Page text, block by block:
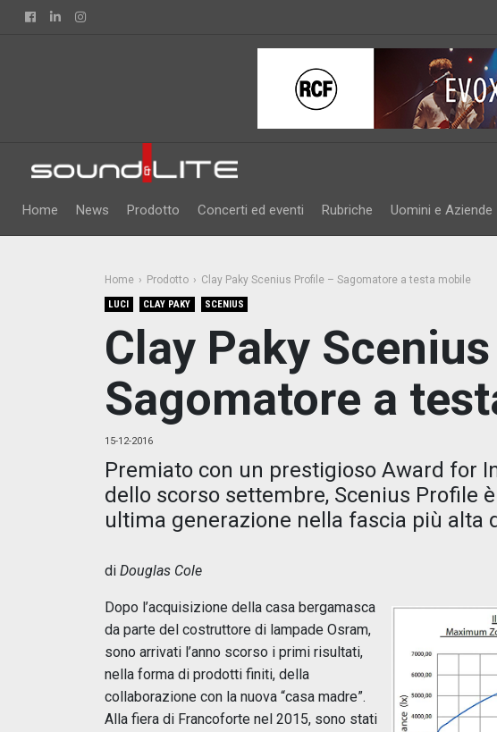
FacebookLinkedin
Home News Prodotto Concerti ed eventi Rubriche Uomini e Aziende
Home Prodotto Clay Paky Scenius Profile – Sagomatore a testa mobile
LUCI CLAY PAKY SCENIUS
Clay Paky
Sagomatore a
15-12-2016
Premiato con un prestigioso Award for
dello scorso settembre, Scenius Profile
ultima generazione nella fascia più alta
di Douglas Cole
Dopo l’acquisizione della casa bergamasca
da parte del costruttore di lampade Osram,
sono arrivati l’anno scorso i primi risultati,
nella forma di prodotti finiti, della
collaborazione con la nuova “casa madre”.
Alla fiera di Francoforte nel 2015, sono stati